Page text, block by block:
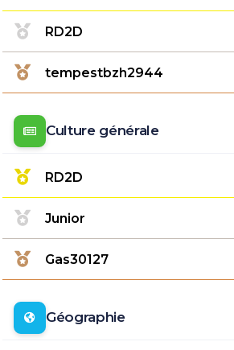
RD2D
tempestbzh2944
Culture générale
RD2D
Junior
Gas30127
Géographie